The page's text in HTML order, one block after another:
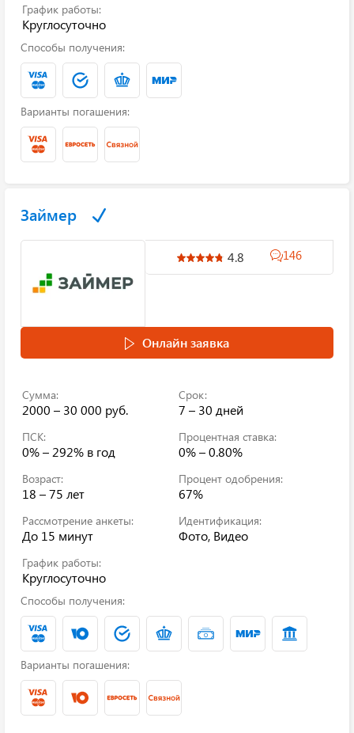
График работы:
Круглосуточно
Способы получения:
Варианты погашения:
Займер
4.8 146
Онлайн заявка
Сумма:
2000 – 30 000 руб.
Срок:
7 – 30 дней
ПСК:
0% – 292% в год
Процентная ставка:
0% – 0.80%
Возраст:
18 – 75 лет
Процент одобрения:
67%
Рассмотрение анкеты:
До 15 минут
Идентификация:
Фото, Видео
График работы:
Круглосуточно
Способы получения:
Варианты погашения: